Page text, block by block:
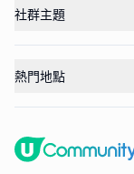
社群主題
熱門地點